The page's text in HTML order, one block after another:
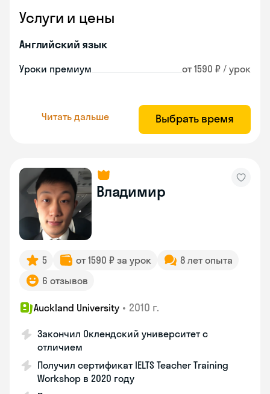
Услуги и цены
Английский язык
Уроки премиум от 1590 ₽ / урок
Читать дальше Выбрать время
Владимир
5 от 1590 ₽ за урок
8 лет опыта
6 отзывов
Auckland University • 2010 г.
Закончил Оклендский университет с
отличием
Получил сертификат IELTS Teacher Training
Workshop в 2020 году